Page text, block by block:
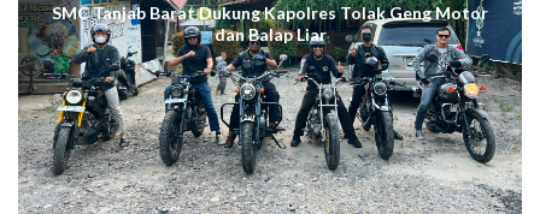
SMC Tanjab Barat Dukung Kapolres Tolak Geng Motor
dan Balap Liar